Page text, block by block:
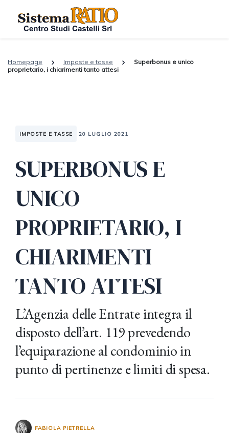
Homepage Imposte e tasse
Superbonus e unico
proprietario, i chiarimenti tanto attesi
IMPOSTE E TASSE 20 LUGLIO 2021
SUPERBONUS E
UNICO
PROPRIETARIO, I
CHIARIMENTI
TANTO ATTESI
L’Agenzia delle Entrate integra il
disposto dell’art. 119 prevedendo
l’equiparazione al condominio in
punto di pertinenze e limiti di spesa.
FABIOLA PIETRELLA